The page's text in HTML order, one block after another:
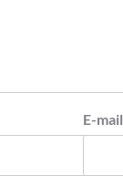
E-mail